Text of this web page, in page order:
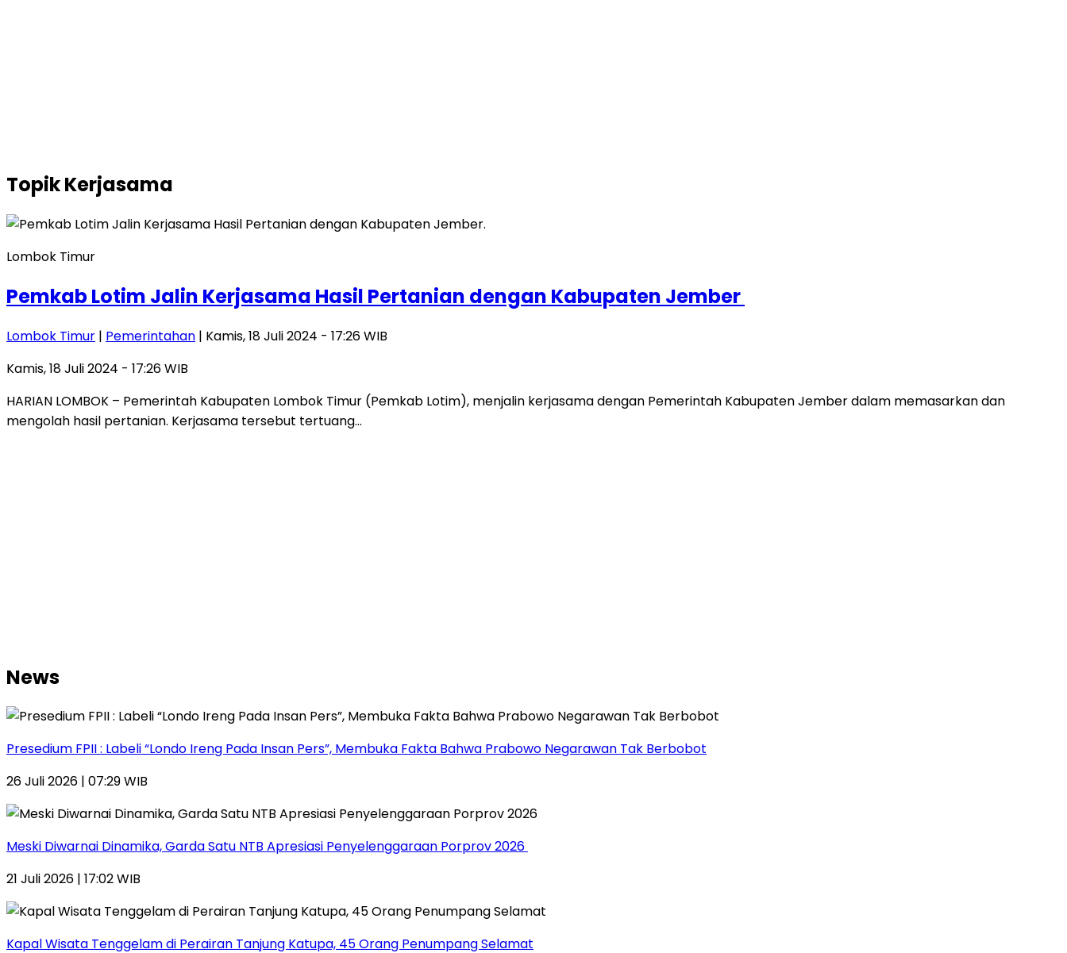
TopikKerjasama
Lombok Timur
Pemkab Lotim Jalin Kerjasama Hasil Pertanian dengan Kabupaten Jember
Lombok Timur | Pemerintahan | Kamis, 18 Juli 2024 - 17:26 WIB
Kamis, 18 Juli 2024 - 17:26 WIB
HARIAN LOMBOK – Pemerintah Kabupaten Lombok Timur (Pemkab Lotim), menjalin kerjasama dengan Pemerintah Kabupaten Jember dalam memasarkan dan
mengolah hasil pertanian. Kerjasama tersebut tertuang…
News
Presedium FPII : Labeli “Londo Ireng Pada Insan Pers”, Membuka Fakta Bahwa Prabowo Negarawan Tak Berbobot
26 Juli 2026 | 07:29 WIB
Meski Diwarnai Dinamika, Garda Satu NTB Apresiasi Penyelenggaraan Porprov 2026 ‎
21 Juli 2026 | 17:02 WIB
Kapal Wisata Tenggelam di Perairan Tanjung Katupa, 45 Orang Penumpang Selamat